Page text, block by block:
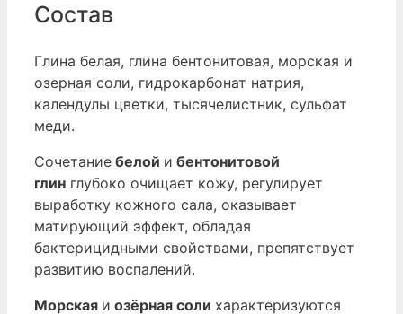
Состав
Глина белая, глина бентонитовая, морская и
озерная соли, гидрокарбонат натрия,
календулы цветки, тысячелистник, сульфат
меди.
Сочетание белой и бентонитовой
глин глубоко очищает кожу, регулирует
выработку кожного сала, оказывает
матирующий эффект, обладая
бактерицидными свойствами, препятствует
развитию воспалений.
Морская и озёрная соли характеризуются